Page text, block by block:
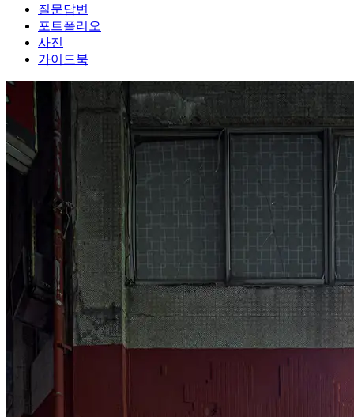
질문답변
포트폴리오
사진
가이드북